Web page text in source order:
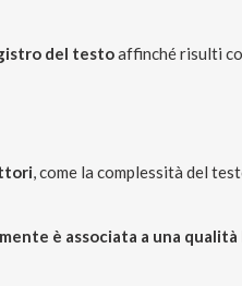
del testoaffinché risulti
, come la complessità del
è associata a una qualità